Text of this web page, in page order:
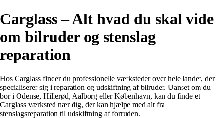
Carglass – Alt hvad du skal vide
om bilruder og stenslag
reparation
Hos Carglass finder du professionelle værksteder over hele landet, der
specialiserer sig i reparation og udskiftning af bilruder. Uanset om du
bor i Odense, Hillerød, Aalborg eller København, kan du finde et
Carglass værksted nær dig, der kan hjælpe med alt fra
stenslagsreparation til udskiftning af forruden.